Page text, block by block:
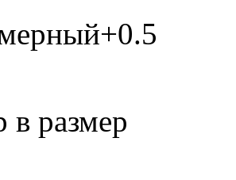
в размер